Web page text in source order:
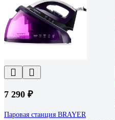
7 290 ₽
Паровая станция BRAYER